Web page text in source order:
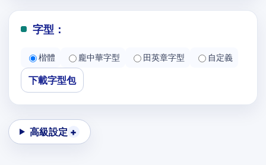
字型：
楷體 龐中華字型 田英章字型 自定義
下載字型包
高級設定